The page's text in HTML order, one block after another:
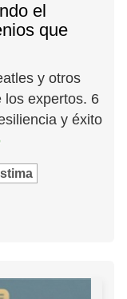
el
que
y otros
los expertos. 6
y éxito